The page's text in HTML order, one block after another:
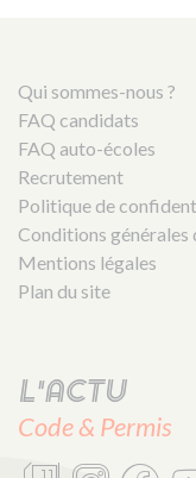
Qui sommes-nous ?
FAQ candidats
FAQ auto-écoles
Recrutement
Politique de
Conditions
Mentions légales
Plan du site
L'actu
Code & Permis